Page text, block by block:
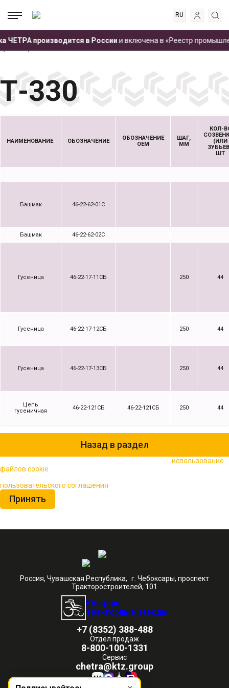
RU
ES
ЧЕТРА производится в Россиии включена в «Реестр
Главная . Запчасти . Ходовые системы . Узлы ходовых систем для
.
Т-330
НАИМЕНОВАНИЕ ОБОЗНАЧЕНИЕ
ОБОЗНАЧЕНИЕ
ОЕМ
ШАГ,
ММ
КОЛ-
(ИЛИ
ШТ
Башмак 46-22-62-01С
Башмак 46-22-62-02С
Гусеница 46-22-17-11СБ 250 44
Гусеница 46-22-17-12СБ 250 44
Гусеница 46-22-17-13СБ 250 44
Цепь
гусеничная
46-22-121СБ 46-22-121СБ 250 44
Назад в раздел
использование
файлов cookie
пользовательского соглашения
Принять
Россия, Чувашская Республика, г. Чебоксары, проспект
Тракторостроителей, 101
Концерн
Тракторные заводы
+7 (8352) 388-488
Отдел продаж
8-800-100-1331
Сервис
chetra@ktz.group